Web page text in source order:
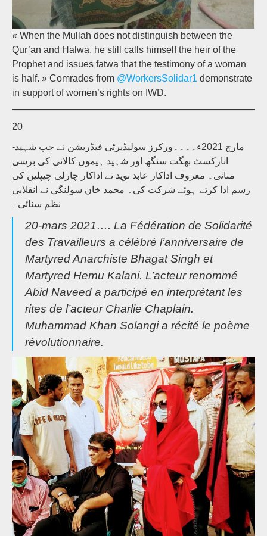
« When the Mullah does not distinguish between the
Qur’an and Halwa, he still calls himself the heir of the
Prophet and issues fatwa that the testimony of a woman
is half. » Comrades from @WorkersSolidar1 demonstrate
in support of women’s rights on IWD.
20
-مارچ 2021ء۔۔۔۔ورکرز سولیڈیرٹی فیڈریشن نے جب شہید
انارکسٹ بھگت سنگھ اور شہید ہیموں کالانی کی برسی
منائی۔ معروف اداکار عابد نوید نے اداکار چارلی چیپلین کی
رسم ادا کرتے ہوئے شرکت کی۔ محمد خان سولنگی نے انقلابی
نظم سنائی۔
20-mars 2021…. La Fédération de Solidarité
des Travailleurs a célébré l’anniversaire de
Martyred Anarchiste Bhagat Singh et
Martyred Hemu Kalani. L’acteur renommé
Abid Naveed a participé en interprétant les
rites de l’acteur Charlie Chaplain.
Muhammad Khan Solangi a récité le poème
révolutionnaire.